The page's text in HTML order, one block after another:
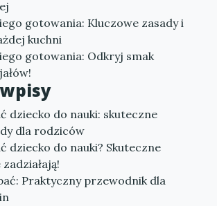
gotowania: Kluczowe zasady i
kuchni
gotowania: Odkryj smak
dziecko do nauki: skuteczne
dla rodziców
dziecko do nauki? Skuteczne
Praktyczny przewodnik dla